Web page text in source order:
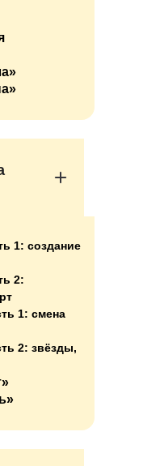
1: создание
2:
1: смена
2: звёзды,